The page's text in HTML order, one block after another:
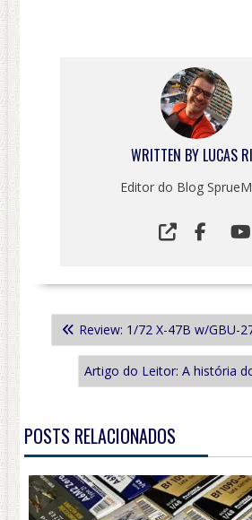
WRITTEN BY LUCAS
Editor do Blog
NAVEGAÇÃOReview: 1/72 X-47B w/GBU-
Artigo do Leitor: A história
POSTS RELACIONADOS